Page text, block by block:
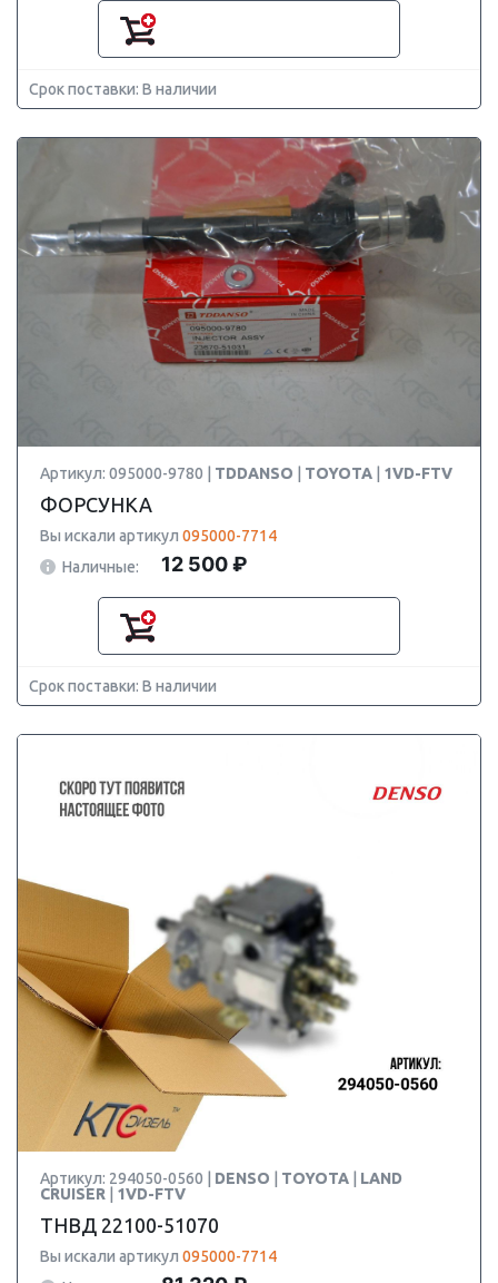
Срок поставки: В наличии
Артикул: 095000-9780 | TDDANSO TOYOTA 1VD-FTV
ФОРСУНКА
Вы искали артикул 095000-7714
Наличные:
12 500 ₽
Срок поставки: В наличии
Артикул: 294050-0560 | DENSO TOYOTA
LAND
CRUISER
1VD-FTV
ТНВД 22100-51070
Вы искали артикул 095000-7714